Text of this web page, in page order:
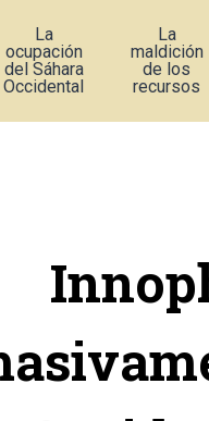
La
ocupación
del Sáhara
Occidental
La
maldición
de los
recursos